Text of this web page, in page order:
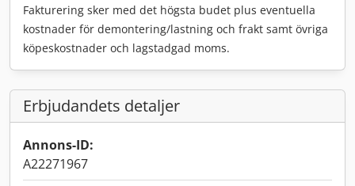
Fakturering sker med det högsta budet plus eventuella
kostnader för demontering/lastning och frakt samt övriga
köpeskostnader och lagstadgad moms.
Erbjudandets detaljer
Annons-ID:
A22271967